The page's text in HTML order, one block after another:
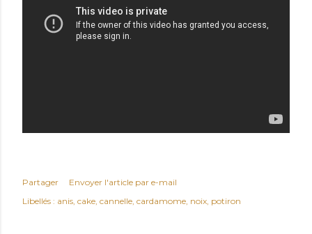
Partager
Envoyer l'article par e-mail
Libellés : anis cake cannelle cardamome noix potiron